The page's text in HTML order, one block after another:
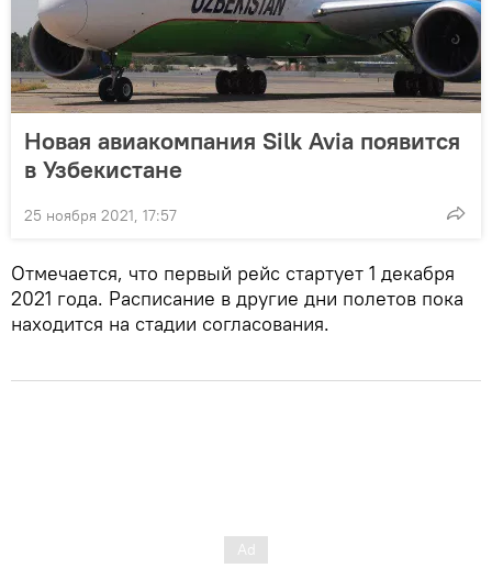
Новая авиакомпания Silk Avia появится
в Узбекистане
25 ноября 2021, 17:57
Отмечается, что первый рейс стартует 1 декабря
2021 года. Расписание в другие дни полетов пока
находится на стадии согласования.